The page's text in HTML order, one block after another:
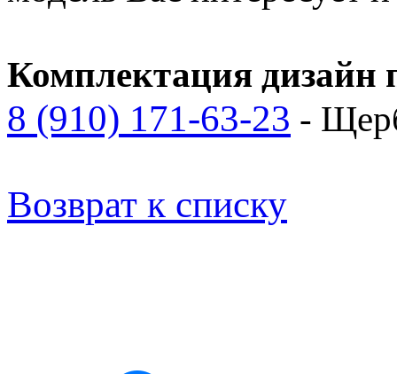
Комплектация дизайн
8 (910) 171-63-23 -
Возврат к списку